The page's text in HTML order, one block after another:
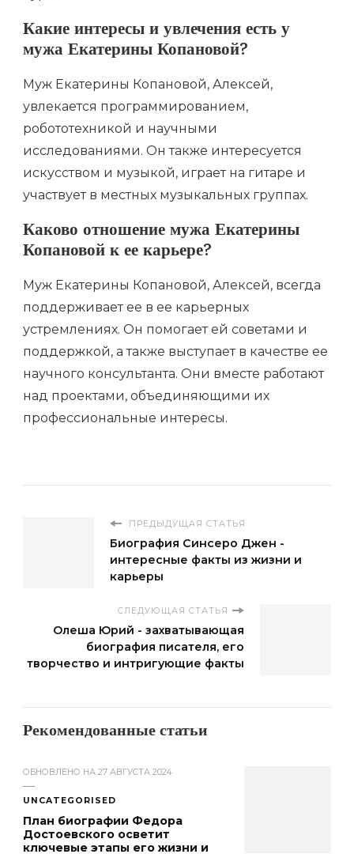
Какие интересы и увлечения есть у
мужа Екатерины Копановой?
Муж Екатерины Копановой, Алексей,
увлекается программированием,
робототехникой и научными
исследованиями. Он также интересуется
искусством и музыкой, играет на гитаре и
участвует в местных музыкальных группах.
Каково отношение мужа Екатерины
Копановой к ее карьере?
Муж Екатерины Копановой, Алексей, всегда
поддерживает ее в ее карьерных
устремлениях. Он помогает ей советами и
поддержкой, а также выступает в качестве ее
научного консультанта. Они вместе работают
над проектами, объединяющими их
профессиональные интересы.
ПРЕДЫДУЩАЯ СТАТЬЯ
Биография Синсеро Джен -
интересные факты из жизни и
карьеры
СЛЕДУЮЩАЯ СТАТЬЯ
Олеша Юрий - захватывающая
биография писателя, его
творчество и интригующие факты
Рекомендованные статьи
ОБНОВЛЕНО НА 27 АВГУСТА 2024
UNCATEGORISED
План биографии Федора
Достоевского осветит
ключевые этапы его жизни и